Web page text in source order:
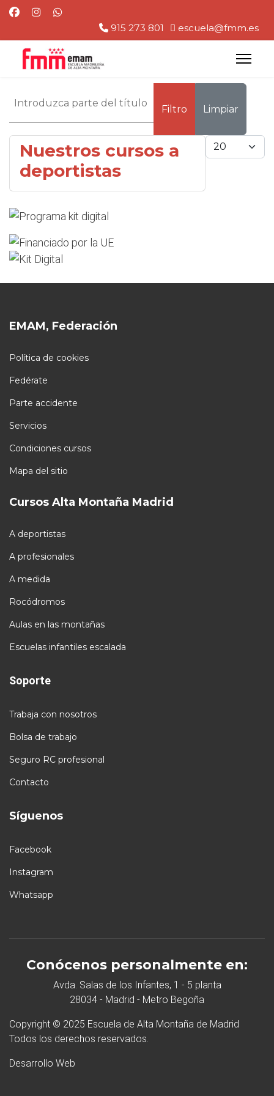
915 273 801 escuela@fmm.es
Filtro Limpiar
Cantidad
Nuestros cursos a
deportistas
EMAM, Federación
Política de cookies
Fedérate
Parte accidente
Servicios
Condiciones cursos
Mapa del sitio
Cursos Alta Montaña Madrid
A deportistas
A profesionales
A medida
Rocódromos
Aulas en las montañas
Escuelas infantiles escalada
Soporte
Trabaja con nosotros
Bolsa de trabajo
Seguro RC profesional
Contacto
Síguenos
Facebook
Instagram
Whatsapp
Conócenos personalmente en:
Avda. Salas de los Infantes, 1 - 5 planta
28034 - Madrid - Metro Begoña
Copyright © 2025 Escuela de Alta Montaña de Madrid
Todos los derechos reservados.
Desarrollo Web